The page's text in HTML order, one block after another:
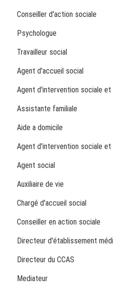
Conseiller d'action sociale
Psychologue
Travailleur social
Agent d'accueil social
Agent d'intervention sociale et
Assistante familiale
Aide a domicile
Agent d'intervention sociale et
Agent social
Auxiliaire de vie
Chargé d'accueil social
Conseiller en action sociale
Directeur d'établissement
Directeur du CCAS
Mediateur